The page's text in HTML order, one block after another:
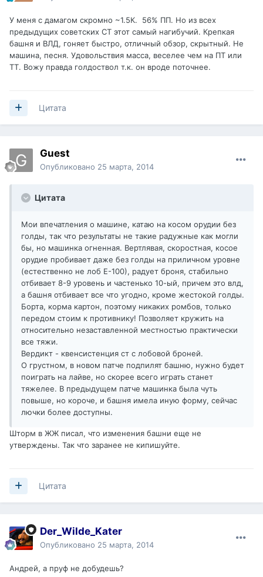
У меня с дамагом скромно ~1.5К. 56% ПП. Но из всех
предыдущих советских СТ этот самый нагибучий. Крепкая
башня и ВЛД, гоняет быстро, отличный обзор, скрытный. Не
машина, песня. Удовольствия масса, веселее чем на ПТ или
ТТ. Вожу правда голдоствол т.к. он вроде поточнее.
Цитата
Guest
Опубликовано 25 марта, 2014
Цитата
Мои впечатления о машине, катаю на косом орудии без
голды, так что результаты не такие радужные как могли
бы, но машинка огненная. Вертлявая, скоростная, косое
орудие пробивает даже без голды на приличном уровне
(естественно не лоб Е-100), радует броня, стабильно
отбивает 8-9 уровень и частенько 10-ый, причем это влд,
а башня отбивает все что угодно, кроме жестокой голды.
Борта, корма картон, поэтому никаких ромбов, только
передом стоим к противнику! Позволяет кружить на
относительно незаставленной местностью практически
все тяжи.
Вердикт - квенсистенция ст с лобовой броней.
О грустном, в новом патче подпилят башню, нужно будет
поиграть на лайве, но скорее всего играть станет
тяжелее. В предыдущем патче машинка была чуть
повыше, но короче, и башня имела иную форму, сейчас
лючки более доступны.
Шторм в ЖЖ писал, что изменения башни еще не
утверждены. Так что заранее не кипишуйте.
Цитата
Der_Wilde_Kater
Опубликовано 25 марта, 2014
Андрей, а пруф не добудешь?